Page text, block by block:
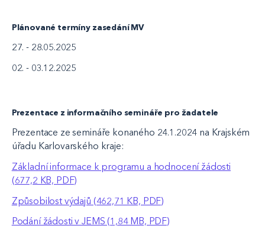
Plánované termíny zasedání MV
27. - 28.05.2025
02. - 03.12.2025
Prezentace z informačního semináře pro žadatele
Prezentace ze semináře konaného 24.1.2024 na Krajském
úřadu Karlovarského kraje:
Základní informace k programu a hodnocení žádosti
(677,2 KB, PDF)
Způsobilost výdajů (462,71 KB, PDF)
Podání žádosti v JEMS (1,84 MB, PDF)